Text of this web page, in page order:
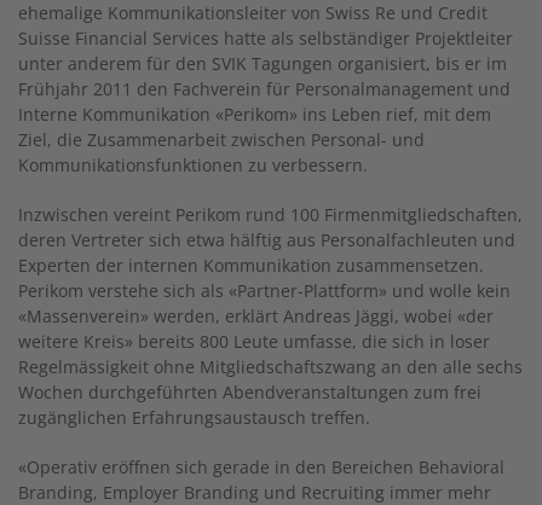
ehemalige Kommunikationsleiter von Swiss Re und Credit
Suisse Financial Services hatte als selbständiger Projektleiter
unter anderem für den SVIK Tagungen organisiert, bis er im
Frühjahr 2011 den Fachverein für Personalmanagement und
Interne Kommunikation «Perikom» ins Leben rief, mit dem
Ziel, die Zusammenarbeit zwischen Personal- und
Kommunikationsfunktionen zu verbessern.
Inzwischen vereint Perikom rund 100 Firmenmitgliedschaften,
deren Vertreter sich etwa hälftig aus Personalfachleuten und
Experten der internen Kommunikation zusammensetzen.
Perikom verstehe sich als «Partner-Plattform» und wolle kein
«Massenverein» werden, erklärt Andreas Jäggi, wobei «der
weitere Kreis» bereits 800 Leute umfasse, die sich in loser
Regelmässigkeit ohne Mitgliedschaftszwang an den alle sechs
Wochen durchgeführten Abendveranstaltungen zum frei
zugänglichen Erfahrungsaustausch treffen.
«Operativ eröffnen sich gerade in den Bereichen Behavioral
Branding, Employer Branding und Recruiting immer mehr